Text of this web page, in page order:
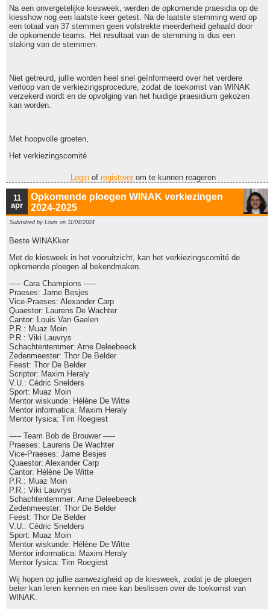
Na een onvergetelijke kiesweek, werden de opkomende praesidia op de
kiesshow nog een laatste keer getest. Na de laatste stemming werd op
een totaal van 37 stemmen geen volstrekte meerderheid gehaald door
de opkomende teams. Het resultaat van de stemming is dus een
staking van de stemmen.
Niet getreurd, jullie worden heel snel geïnformeerd over het verdere
verloop van de verkiezingsprocedure, zodat de toekomst van WINAK
verzekerd wordt en de opvolging van het huidige praesidium gekozen
kan worden.
Met hoopvolle groeten,
Het verkiezingscomité
Login of registreerom te kunnen reageren
11
apr
Opkomende ploegen WINAK verkiezingen
2024-2025
Submitted by Louis on 11/04/2024
Beste WINAKker
Met de kiesweek in het vooruitzicht, kan het verkiezingscomité de
opkomende ploegen al bekendmaken.
----- Cara Champions -----
Praeses: Jarne Besjes
Vice-Praeses: Alexander Carp
Quaestor: Laurens De Wachter
Cantor: Louis Van Gaelen
P.R.: Muaz Moin
P.R.: Viki Lauvrys
Schachtentemmer: Arne Deleebeeck
Zedenmeester: Thor De Belder
Feest: Thor De Belder
Scriptor: Maxim Heraly
V.U.: Cédric Snelders
Sport: Muaz Moin
Mentor wiskunde: Hélène De Witte
Mentor informatica: Maxim Heraly
Mentor fysica: Tim Roegiest
----- Team Bob de Brouwer -----
Praeses: Laurens De Wachter
Vice-Praeses: Jarne Besjes
Quaestor: Alexander Carp
Cantor: Hélène De Witte
P.R.: Muaz Moin
P.R.: Viki Lauvrys
Schachtentemmer: Arne Deleebeeck
Zedenmeester: Thor De Belder
Feest: Thor De Belder
V.U.: Cédric Snelders
Sport: Muaz Moin
Mentor wiskunde: Hélène De Witte
Mentor informatica: Maxim Heraly
Mentor fysica: Tim Roegiest
Wij hopen op jullie aanwezigheid op de kiesweek, zodat je de ploegen
beter kan leren kennen en mee kan beslissen over de toekomst van
WINAK.